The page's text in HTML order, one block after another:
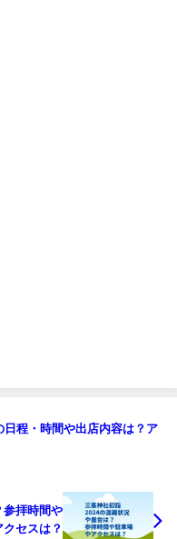
日程・時間や出店内容は？ア
参拝時間や
セスは？